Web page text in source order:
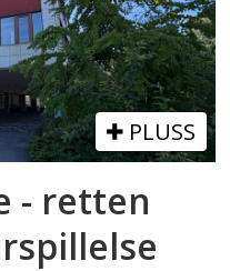
PLUSS
- retten